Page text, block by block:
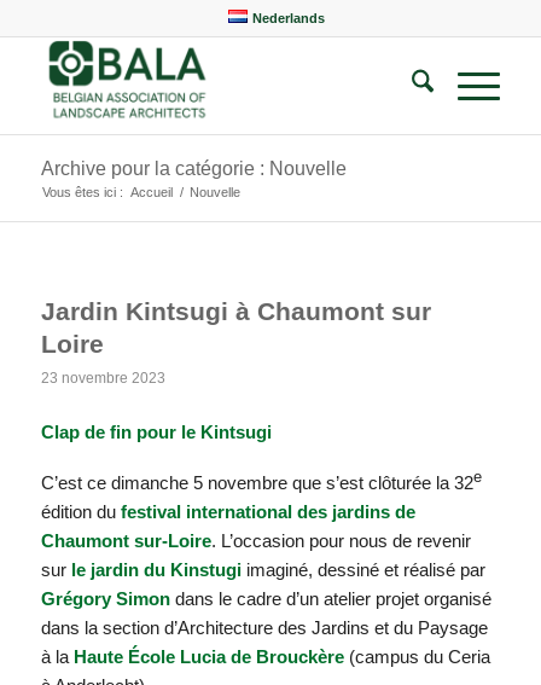
Nederlands
Archive pour la catégorie : Nouvelle
Vous êtes ici : Accueil / Nouvelle
Jardin Kintsugi à Chaumont sur
Loire
23 novembre 2023
Clap de fin pour le Kintsugi
C’est ce dimanche 5 novembre que s’est clôturée la 32e
édition du festival international des jardins de
Chaumont sur-Loire. L’occasion pour nous de revenir
sur le jardin du Kinstugiimaginé, dessiné et réalisé par
Grégory Simondans le cadre d’un atelier projet organisé
dans la section d’Architecture des Jardins et du Paysage
à la Haute École Lucia de Brouckère(campus du Ceria